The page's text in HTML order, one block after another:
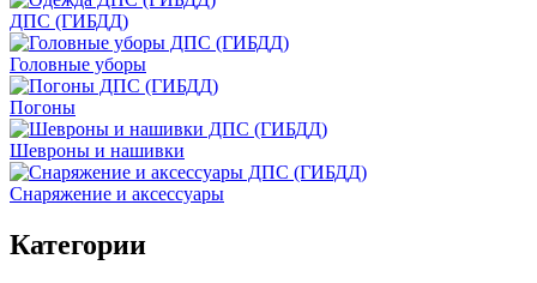
ДПС (ГИБДД)
Головные уборы
Погоны
Шевроны и нашивки
Снаряжение и аксессуары
Категории